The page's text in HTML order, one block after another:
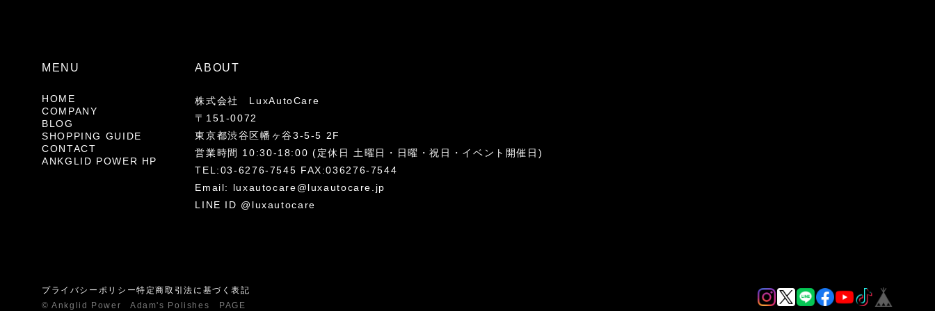
ABOUT
株式会社 LuxAutoCare
〒151-0072
東京都渋谷区幡ヶ谷3-5-5 2F
営業時間 10:30-18:00 (定休日 土曜日・日曜・祝日・イベント開催日)
TEL:03-6276-7545 FAX:036276-7544
Email: luxautocare@luxautocare.jp
LINE ID @luxautocare
MENU
HOME
COMPANY
BLOG
SHOPPING GUIDE
CONTACT
ANKGLID POWER HP
プライバシーポリシー特定商取引法に基づく表記
© Ankglid Power Adam's Polishes PAGE